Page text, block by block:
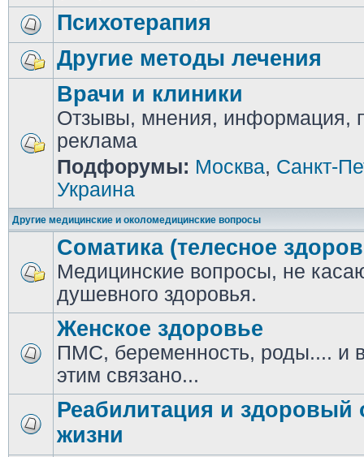
Психотерапия
Другие методы лечения
Врачи и клиники
Отзывы, мнения, информация,
реклама
Подфорумы: Москва, Санкт-
Украина
Другие медицинские и околомедицинские вопросы
Соматика (телесное
Медицинские вопросы, не
душевного здоровья.
Женское здоровье
ПМС, беременность, роды.... и
этим связано...
Реабилитация и здоровый
жизни